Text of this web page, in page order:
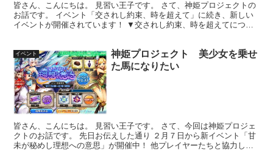
皆さん、こんにちは。 見習い王子です。 さて、神姫プロジェクトの
お話です。 イベント「交されし約束、時を超えて」に続き、新しい
イベントが開催されています！ ▼交されし約束、時を超えてについ
イベント
神姫プロジェクト 美少女を乗せ
た馬になりたい
皆さん、こんにちは。 見習い王子です。 さて、今回は神姫プロジェ
クトのお話です。 先日お伝えした通り ２月７日から新イベント「甘
未が秘めし理想への意思」が開催中！ 他プレイヤーたちと協力しあ